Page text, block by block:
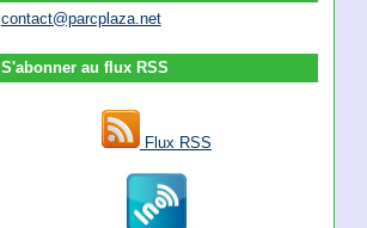
contact@parcplaza.net
S'abonner au flux RSS
Flux RSS